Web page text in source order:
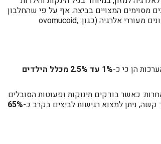
מסוימים המצויים בביצה. אף על פי שהחלבון
(הלבן) נחשב לאלרגני יותר, גם החלמון (הצהוב) מכיל חלבונים מעוררי אלרגיה (כגון: ovomucoid,
הן כי כ-1% עד 2.5% מכלל הילדים
כאשר בודקים תינוקות ופעוטות הסובלים
ניתן למצוא רגישות לביצים בקרב כ-65%